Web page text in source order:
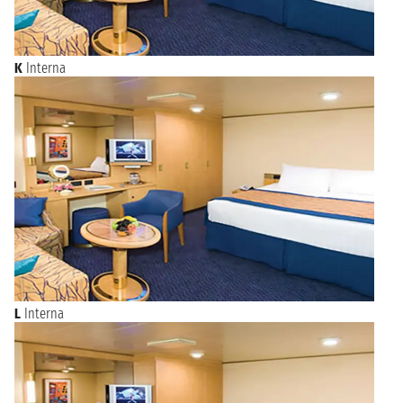
10:00 - 20:00
mercoledì 1 settembre 2027 NAVIGAZIONE
giovedì 2 settembre 2027
08:00 - 17:00
venerdì 3 settembre 2027
13:00 - 21:00
sabato 4 settembre 2027
07:00
BOSTON
K Interna
L Interna